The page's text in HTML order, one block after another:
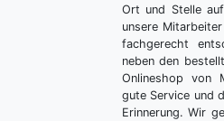
Ort und Stelle
unsere
fachgerecht
neben den
Onlineshop von
gute Service und
Erinnerung. Wir